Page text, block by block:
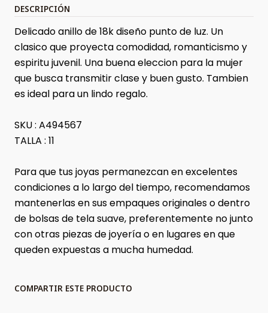
DESCRIPCIÓN
Delicado anillo de 18k diseño punto de luz. Un
clasico que proyecta comodidad, romanticismo y
espiritu juvenil. Una buena eleccion para la mujer
que busca transmitir clase y buen gusto. Tambien
es ideal para un lindo regalo.
SKU : A494567
TALLA : 11
Para que tus joyas permanezcan en excelentes
condiciones a lo largo del tiempo, recomendamos
mantenerlas en sus empaques originales o dentro
de bolsas de tela suave, preferentemente no junto
con otras piezas de joyería o en lugares en que
queden expuestas a mucha humedad.
COMPARTIR ESTE PRODUCTO